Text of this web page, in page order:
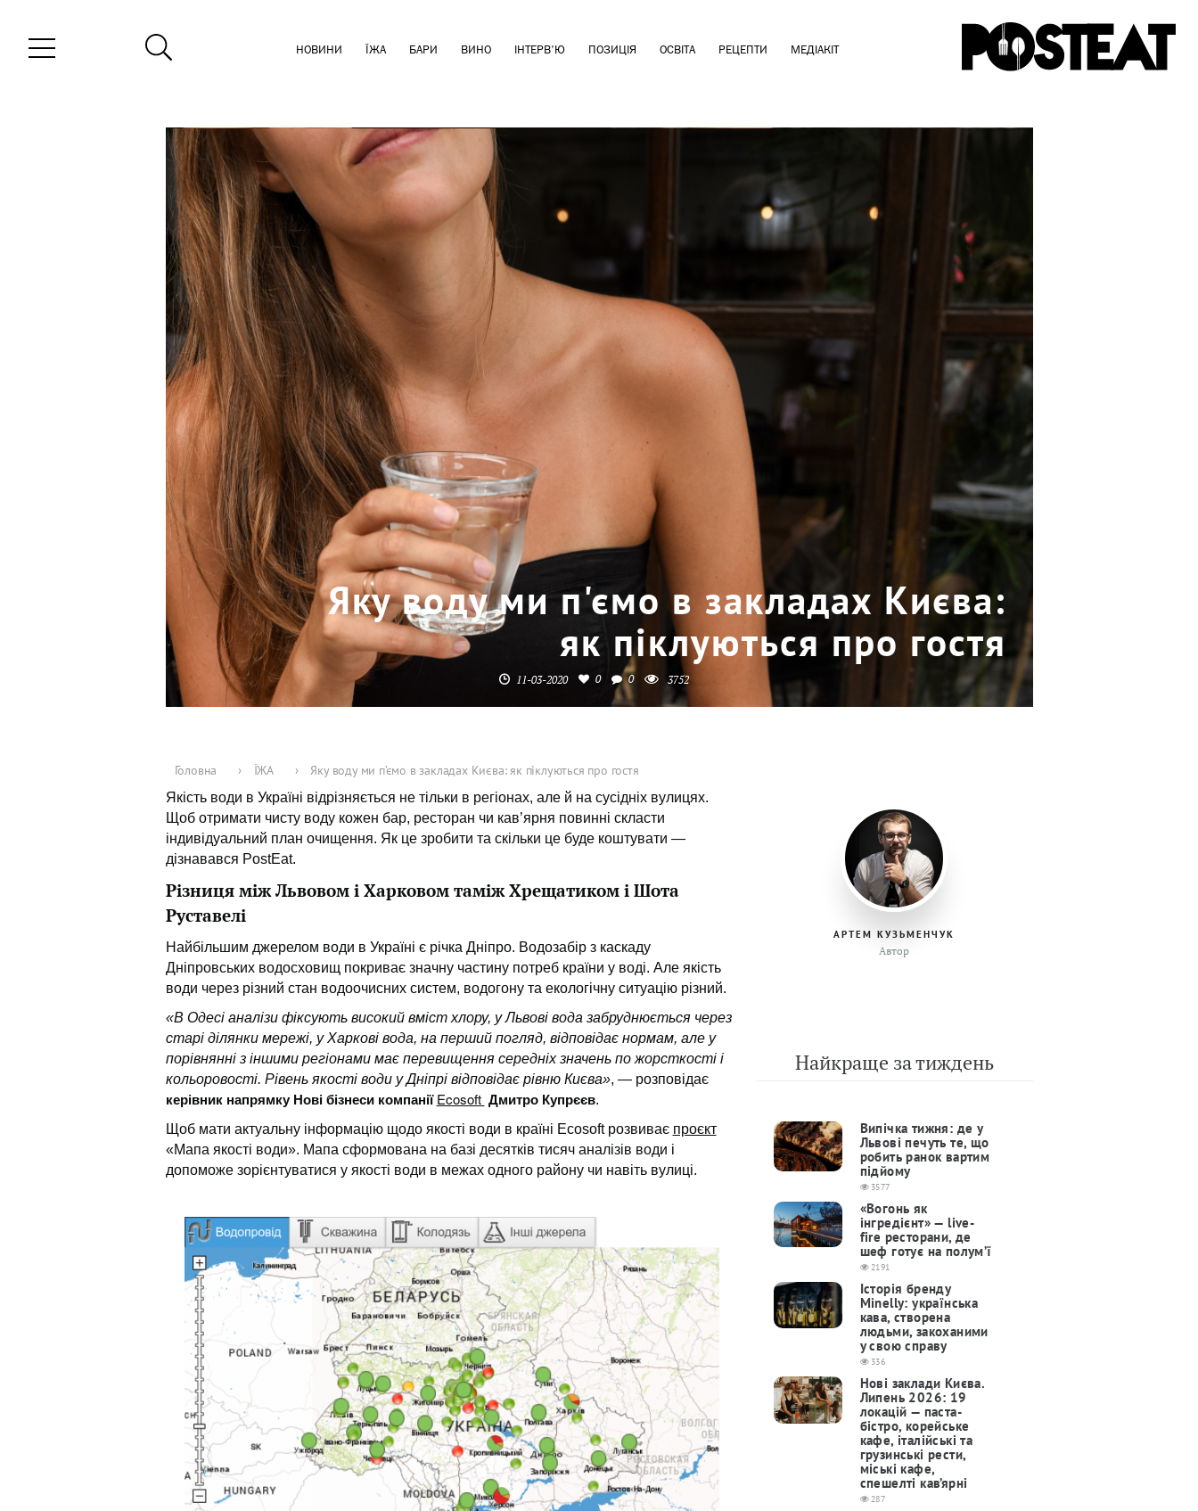
НОВИНИ ЇЖА БАРИ ВИНО ІНТЕРВ'Ю ПОЗИЦІЯ ОСВІТА РЕЦЕПТИ МЕДІАКІТ
Яку воду ми п'ємо в закладах Києва:
як піклуються про гостя
11-03-2020 0 0 3752
Головна › ЇЖА › Яку воду ми п’ємо в закладах Києва: як піклуються про гостя
Якість води в Україні відрізняється не тільки в регіонах, але й на сусідніх вулицях.
Щоб отримати чисту воду кожен бар, ресторан чи кав’ярня повинні скласти
індивідуальний план очищення. Як це зробити та скільки це буде коштувати —
дізнавався PostEat.
Різниця між Львовом і Харковом таміж Хрещатиком і Шота
Руставелі
Найбільшим джерелом води в Україні є річка Дніпро. Водозабір з каскаду
Дніпровських водосховищ покриває значну частину потреб країни у воді. Але якість
води через різний стан водоочисних систем, водогону та екологічну ситуацію різний.
«В Одесі аналізи фіксують високий вміст хлору, у Львові вода забруднюється через
старі ділянки мережі, у Харкові вода, на перший погляд, відповідає нормам, але у
порівнянні з іншими регіонами має перевищення середніх значень по жорсткості і
кольоровості. Рівень якості води у Дніпрі відповідає рівню Києва», — розповідає
керівник напрямку Нові бізнеси компаніїEcosoft Дмитро Купрєєв.
Щоб мати актуальну інформацію щодо якості води в країні Ecosoft розвиває проєкт
«Мапа якості води». Мапа сформована на базі десятків тисяч аналізів води і
допоможе зорієнтуватися у якості води в межах одного районучи навіть вулиці.
АРТЕМ КУЗЬМЕНЧУК
Автор
Найкраще за тиждень
Випічка тижня: де у
Львові печуть те, що
робить ранок вартим
підйому
3577
«Вогонь як
інгредієнт» — live-
fire ресторани, де
шеф готує на полум’ї
2191
Історія бренду
Minelly: українська
кава, створена
людьми, закоханими
у свою справу
336
Нові заклади Києва.
Липень 2026: 19
локацій — паста-
бістро, корейське
кафе, італійські та
грузинські рести,
міські кафе,
спешелті кав’ярні
287